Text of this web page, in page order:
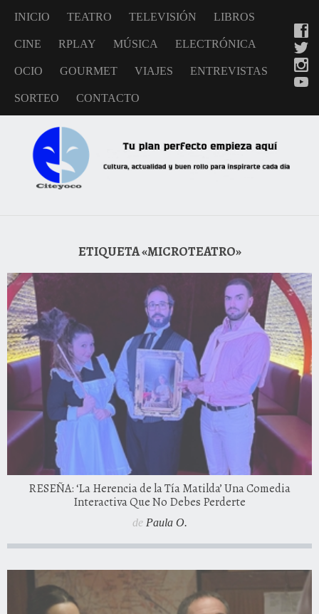
INICIO TEATRO TELEVISIÓN LIBROS
CINE RPLAY MÚSICA ELECTRÓNICA
OCIO GOURMET VIAJES ENTREVISTAS
SORTEO CONTACTO
ETIQUETA «MICROTEATRO»
RESEÑA: ‘La Herencia de la Tía Matilda’ Una Comedia
Interactiva Que No Debes Perderte
de Paula O.